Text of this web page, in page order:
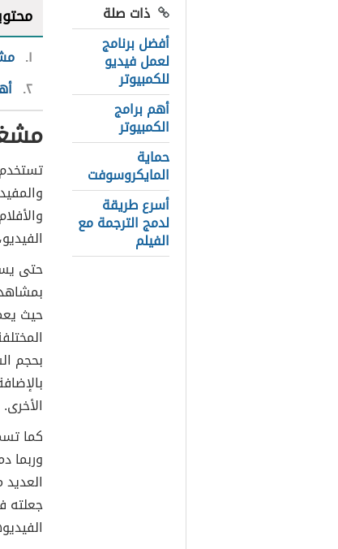
ذات صلة
أفضل برنامج
لعمل فيديو
للكمبيوتر
أهم برامج
الكمبيوتر
حماية
المايكروسوفت
أسرع طريقة
لدمج الترجمة مع
الفيلم
١
٢
حتى
حيث
بحجم
الأخرى.
كما
وربما
جعلته